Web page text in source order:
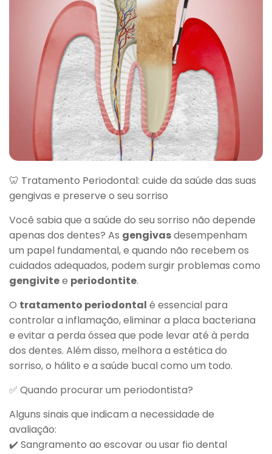
🦷 Tratamento Periodontal: cuide da saúde das suas
gengivas e preserve o seu sorriso
Você sabia que a saúde do seu sorriso não depende
apenas dos dentes? As gengivasdesempenham
um papel fundamental, e quando não recebem os
cuidados adequados, podem surgir problemas como
gengivitee periodontite.
O tratamento periodontal é essencial para
controlar a inflamação, eliminar a placa bacteriana
e evitar a perda óssea que pode levar até à perda
dos dentes. Além disso, melhora a estética do
sorriso, o hálito e a saúde bucal como um todo.
✅ Quando procurar um periodontista?
Alguns sinais que indicam a necessidade de
avaliação:
✔️ Sangramento ao escovar ou usar fio dental